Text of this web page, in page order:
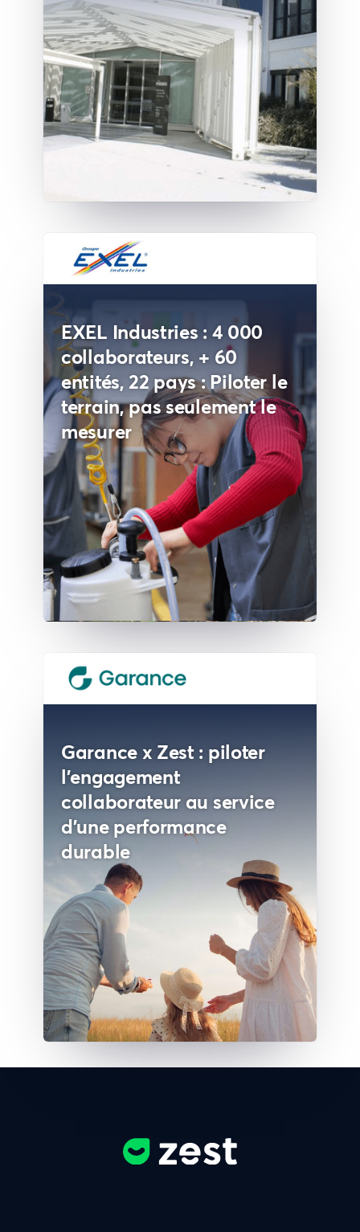
EXEL Industries : 4 000
collaborateurs, + 60
entités, 22 pays : Piloter le
terrain, pas seulement le
mesurer
Garance x Zest : piloter
l'engagement
collaborateur au service
d'une performance
durable